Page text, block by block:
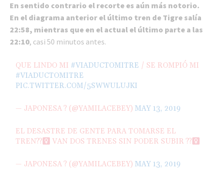
En sentido contrario el recorte es aún más notorio.
En el diagrama anterior el último tren de Tigre salía
22:58, mientras que en el actual el último parte a las
22:10, casi 50 minutos antes.
QUE LINDO MI #VIADUCTOMITRE / SE ROMPIÓ MI
#VIADUCTOMITRE
PIC.TWITTER.COM/5SWWULUJKI
— JAPONESA ? (@YAMILACEBEY)MAY 13, 2019
EL DESASTRE DE GENTE PARA TOMARSE EL
TREN??‍
VAN DOS TRENES SIN PODER SUBIR ??‍
— JAPONESA ? (@YAMILACEBEY)MAY 13, 2019